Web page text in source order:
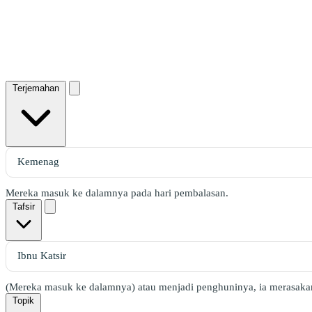
Terjemahan
Mereka masuk ke dalamnya pada hari pembalasan.
Tafsir
(Mereka masuk ke dalamnya) atau menjadi penghuninya, ia
Topik